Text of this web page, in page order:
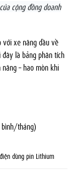
cộng đồng doanh
với xe nâng dầu về
là bảng phân tích
– hao mòn khi
bình/tháng)
dùng pin Lithium